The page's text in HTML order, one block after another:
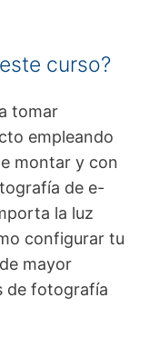
curso?
tomar
empleando
montar y con
de e-
la luz
configurar tu
mayor
de fotografía